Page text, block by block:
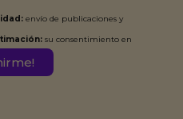
envío de publicaciones y
su consentimiento en
Muñoz. Podrás ejercer tus